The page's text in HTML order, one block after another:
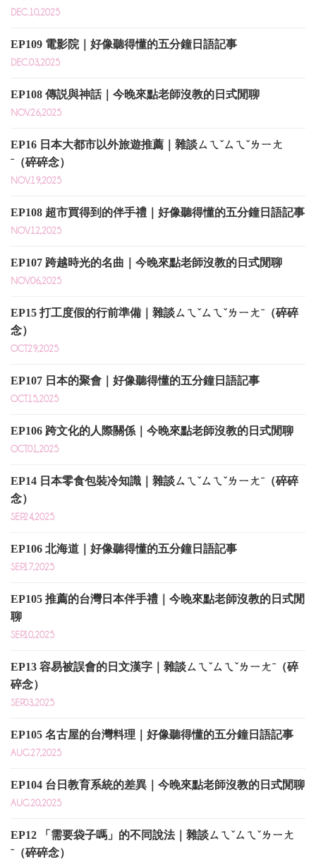
DEC.10,2025
EP109 電影院｜好像聽得懂的五分鐘日語記事
DEC.03,2025
EP108 傳説與神話｜今晚來點老師沒教的日式閒聊
NOV.26,2025
EP16 日本大都市以外旅遊推薦｜雜談ㄙㄟˇㄙㄟˇㄌㄧㄤ
ˉ（碎碎念）
NOV.19,2025
EP108 超市買得到的伴手禮｜好像聽得懂的五分鐘日語記事
NOV.12,2025
EP107 跨越時光的名曲｜今晚來點老師沒教的日式閒聊
NOV.06,2025
EP15 打工度假的行前準備｜雜談ㄙㄟˇㄙㄟˇㄌㄧㄤˉ（碎碎
念）
OCT.29,2025
EP107 日本的聚會｜好像聽得懂的五分鐘日語記事
OCT.15,2025
EP106 跨文化的人際關係｜今晚來點老師沒教的日式閒聊
OCT.01,2025
EP14 日本零食包裝冷知識｜雜談ㄙㄟˇㄙㄟˇㄌㄧㄤˉ（碎碎
念）
SEP.24,2025
EP106 北海道｜好像聽得懂的五分鐘日語記事
SEP.17,2025
EP105 推薦的台灣日本伴手禮｜今晚來點老師沒教的日式閒
聊
SEP.10,2025
EP13 容易被誤會的日文漢字｜雜談ㄙㄟˇㄙㄟˇㄌㄧㄤˉ（碎
碎念）
SEP.03,2025
EP105 名古屋的台灣料理｜好像聽得懂的五分鐘日語記事
AUG.27,2025
EP104 台日教育系統的差異｜今晚來點老師沒教的日式閒聊
AUG.20,2025
EP12 「需要袋子嗎」的不同說法｜雜談ㄙㄟˇㄙㄟˇㄌㄧㄤ
ˉ（碎碎念）